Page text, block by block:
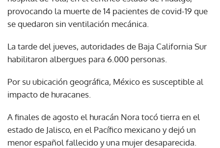
provocando la muerte de 14 pacientes de covid-19 que
se quedaron sin ventilación mecánica.
La tarde del jueves, autoridades de Baja California Sur
habilitaron albergues para 6.000 personas.
Por su ubicación geográfica, México es susceptible al
impacto de huracanes.
A finales de agosto el huracán Nora tocó tierra en el
estado de Jalisco, en el Pacífico mexicano y dejó un
menor español fallecido y una mujer desaparecida.